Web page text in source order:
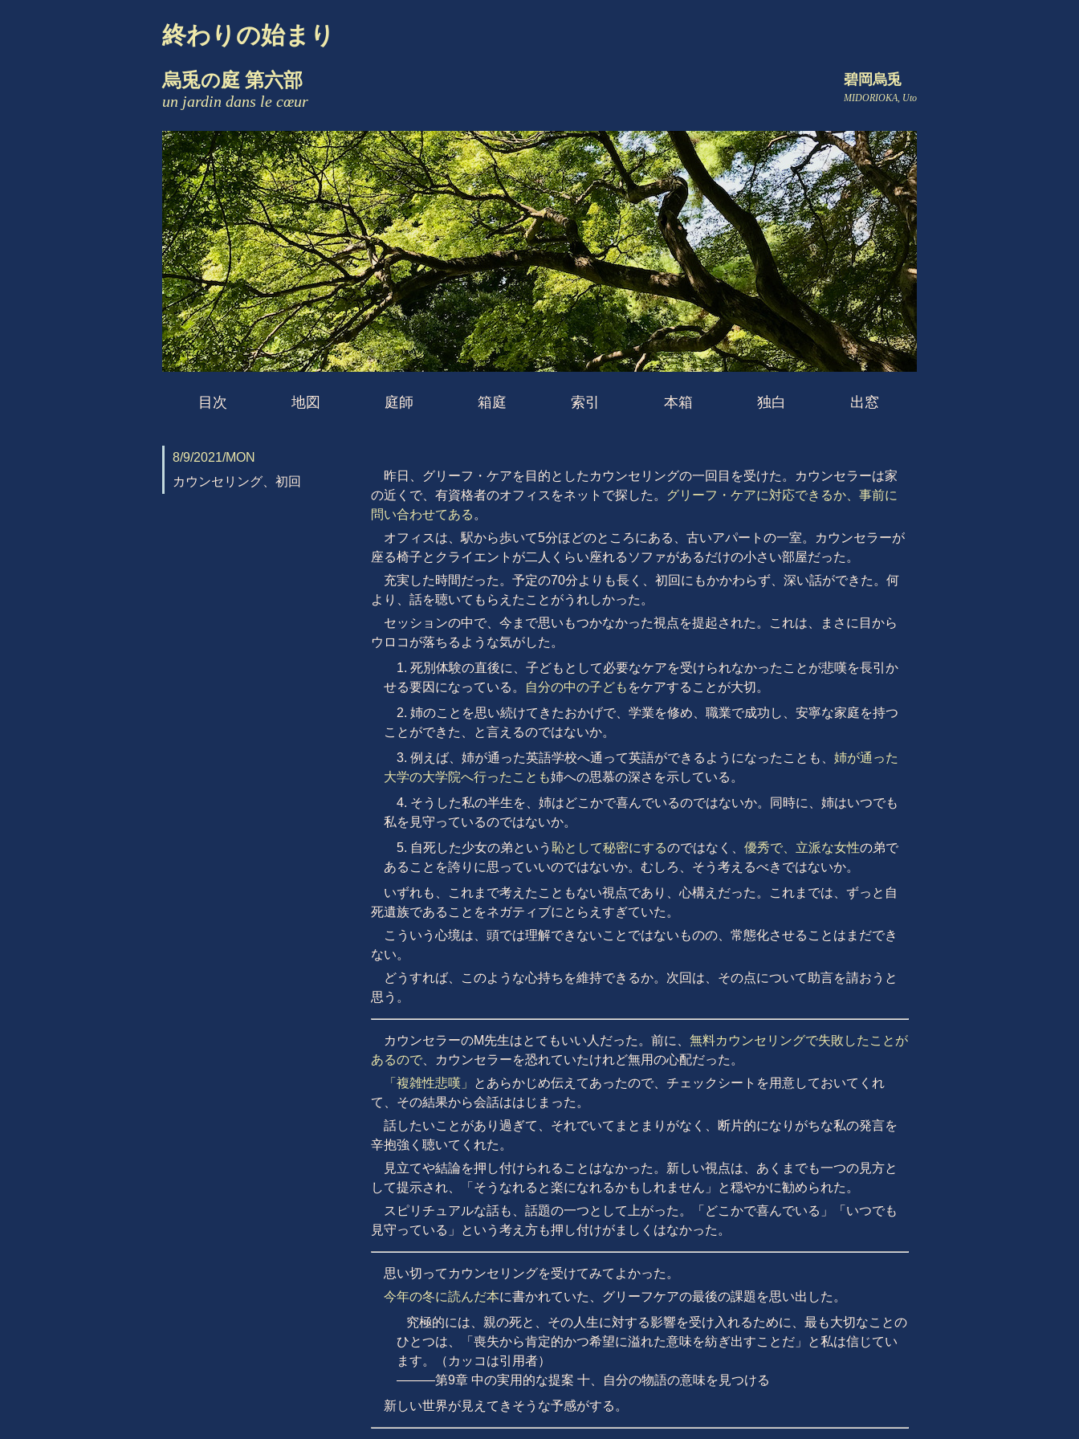
終わりの始まり
烏兎の庭 第六部
un jardin dans le cœur
碧岡烏兎
MIDORIOKA, Uto
目次 地図 庭師 箱庭 索引 本箱 独白 出窓
8/9/2021/MON
カウンセリング、初回
昨日、グリーフ・ケアを目的としたカウンセリングの一回目を受けた。カウンセラーは家
の近くで、有資格者のオフィスをネットで探した。 グリーフ・ケアに対応できるか、事前に
問い合わせてある 。
オフィスは、駅から歩いて5分ほどのところにある、古いアパートの一室。カウンセラーが
座る椅子とクライエントが二人くらい座れるソファがあるだけの小さい部屋だった。
充実した時間だった。予定の70分よりも長く、初回にもかかわらず、深い話ができた。何
より、話を聴いてもらえたことがうれしかった。
セッションの中で、今まで思いもつかなかった視点を提起された。これは、まさに目から
ウロコが落ちるような気がした。
1. 死別体験の直後に、子どもとして必要なケアを受けられなかったことが悲嘆を長引か
せる要因になっている。
自分の中の子ども をケアすることが大切。
2. 姉のことを思い続けてきたおかげで、学業を修め、職業で成功し、安寧な家庭を持つ
ことができた、と言えるのではないか。
3. 例えば、姉が通った英語学校へ通って英語ができるようになったことも、 姉が通った
大学の大学院へ行ったことも姉への思慕の深さを示している。
4. そうした私の半生を、姉はどこかで喜んでいるのではないか。同時に、姉はいつでも
私を見守っているのではないか。
5. 自死した少女の弟という 恥として秘密にするのではなく、 優秀で、立派な女性の弟で
あることを誇りに思っていいのではないか。むしろ、そう考えるべきではないか。
いずれも、これまで考えたこともない視点であり、心構えだった。これまでは、ずっと自
死遺族であることをネガティブにとらえすぎていた。
こういう心境は、頭では理解できないことではないものの、常態化させることはまだでき
ない。
どうすれば、このような心持ちを維持できるか。次回は、その点について助言を請おうと
思う。
カウンセラーのM先生はとてもいい人だった。前に、 無料カウンセリングで失敗したことが
あるので 、カウンセラーを恐れていたけれど無用の心配だった。
「複雑性悲嘆」
とあらかじめ伝えてあったので、チェックシートを用意しておいてくれ
て、その結果から会話ははじまった。
話したいことがあり過ぎて、それでいてまとまりがなく、断片的になりがちな私の発言を
辛抱強く聴いてくれた。
見立てや結論を押し付けられることはなかった。新しい視点は、あくまでも一つの見方と
して提示され、「そうなれると楽になれるかもしれません」と穏やかに勧められた。
スピリチュアルな話も、話題の一つとして上がった。「どこかで喜んでいる」「いつでも
見守っている」という考え方も押し付けがましくはなかった。
思い切ってカウンセリングを受けてみてよかった。
今年の冬に読んだ本に書かれていた、グリーフケアの最後の課題を思い出した。
究極的には、親の死と、その人生に対する影響を受け入れるために、最も大切なことの
ひとつは、「喪失から肯定的かつ希望に溢れた意味を紡ぎ出すことだ」と私は信じてい
ます。（カッコは引用者）
———第9章 中の実用的な提案 十、自分の物語の意味を見つける
新しい世界が見えてきそうな予感がする。